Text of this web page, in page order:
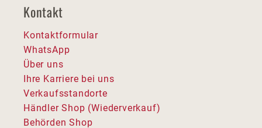
Kontakt
Kontaktformular
WhatsApp
Über uns
Ihre Karriere bei uns
Verkaufsstandorte
Händler Shop (Wiederverkauf)
Behörden Shop